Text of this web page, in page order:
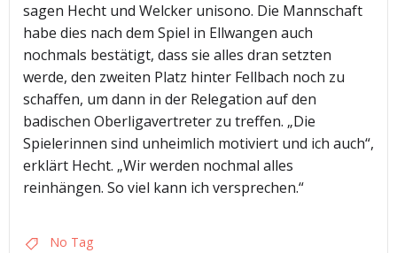
sagen Hecht und Welcker unisono. Die Mannschaft
habe dies nach dem Spiel in Ellwangen auch
nochmals bestätigt, dass sie alles dran setzten
werde, den zweiten Platz hinter Fellbach noch zu
schaffen, um dann in der Relegation auf den
badischen Oberligavertreter zu treffen. „Die
Spielerinnen sind unheimlich motiviert und ich auch“,
erklärt Hecht. „Wir werden nochmal alles
reinhängen. So viel kann ich versprechen.“
No Tag